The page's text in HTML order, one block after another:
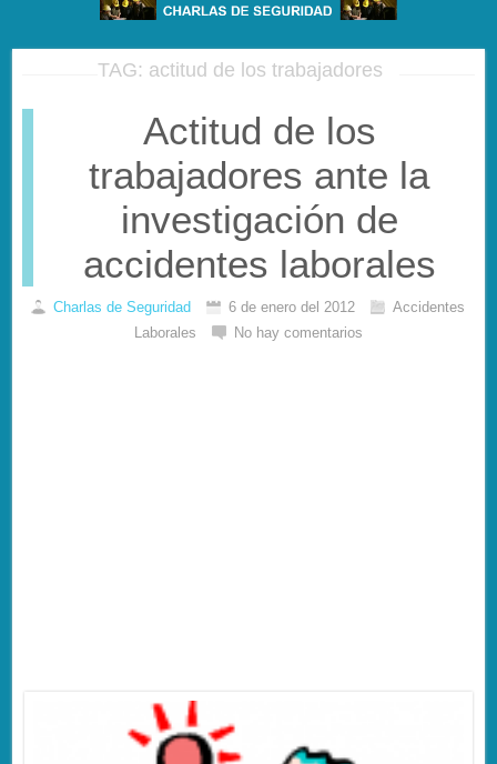
TAG: actitud de los trabajadores
Actitud de los
trabajadores ante la
investigación de
accidentes laborales
Charlas de Seguridad 6 de enero del 2012
Accidentes
Laborales
No hay comentarios